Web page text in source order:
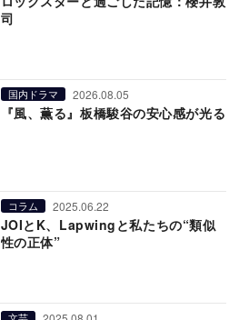
司
国内ドラマ 2026.08.05
『風、薫る』板橋駿谷の安心感が光る
コラム 2025.06.22
JOIとK、Lapwingと私たちの“類似
性の正体”